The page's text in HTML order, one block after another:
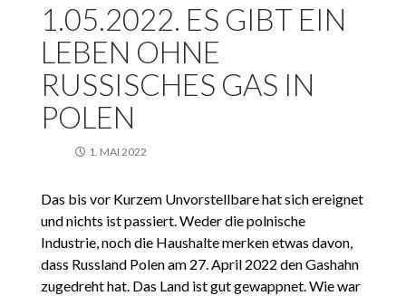
1.05.2022. ES GIBT EIN
LEBEN OHNE
RUSSISCHES GAS IN
POLEN
1. MAI 2022
Das bis vor Kurzem Unvorstellbare hat sich ereignet
und nichts ist passiert. Weder die polnische
Industrie, noch die Haushalte merken etwas davon,
dass Russland Polen am 27. April 2022 den Gashahn
zugedreht hat. Das Land ist gut gewappnet. Wie war